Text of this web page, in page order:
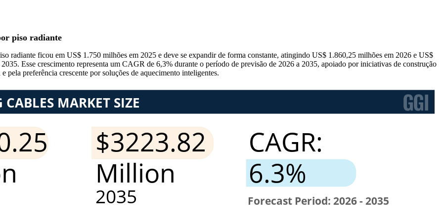
piso radiante
radiante ficou em US$ 1.750 milhões em 2025 e deve se expandir de forma constante, atingindo US$ 1.860,25 milhões em 2026 e US$
Esse crescimento representa um CAGR de 6,3% durante o período de previsão de 2026 a 2035, apoiado por iniciativas de construção
pela preferência crescente por soluções de aquecimento inteligentes.